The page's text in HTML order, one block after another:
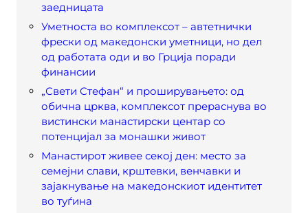
заедницата
Уметноста во комплексот – автетнички
фрески од македонски уметници, но дел
од работата оди и во Грција поради
финансии
„Свети Стефан“ и проширувањето: од
обична црква, комплексот прераснува во
вистински манастирски центар со
потенцијал за монашки живот
Манастирот живее секој ден: место за
семејни слави, крштевки, венчавки и
зајакнување на македонскиот идентитет
во туѓина